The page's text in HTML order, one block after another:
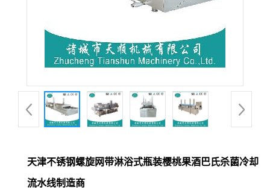
天津不锈钢螺旋网带淋浴式瓶装樱桃果酒巴氏杀菌冷却
流水线制造商